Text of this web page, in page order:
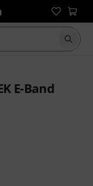
Suche
E-Band
Kundenbewertungen